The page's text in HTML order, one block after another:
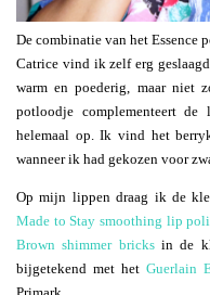
De combinatie van het Essence
Catrice vind ik zelf erg
warm en poederig, maar niet
potloodje complementeert
helemaal op. Ik vind het
wanneer ik had gekozen voor
Op mijn lippen draag ik de
Made to Stay smoothing lip
Brown shimmer bricksin de
bijgetekend met het Guerlain